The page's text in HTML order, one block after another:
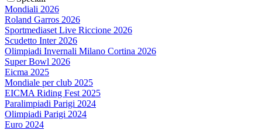
Mondiali 2026
Roland Garros 2026
Sportmediaset Live Riccione 2026
Scudetto Inter 2026
Olimpiadi Invernali Milano Cortina 2026
Super Bowl 2026
Eicma 2025
Mondiale per club 2025
EICMA Riding Fest 2025
Paralimpiadi Parigi 2024
Olimpiadi Parigi 2024
Euro 2024